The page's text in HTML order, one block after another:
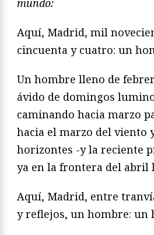
Aquí, Madrid, mil
cincuenta y cuatro: un
Un hombre lleno de
ávido de domingos
caminando hacia marzo
hacia el marzo del viento
horizontes -y la reciente
ya en la frontera del
Aquí, Madrid, entre
y reflejos, un hombre: un